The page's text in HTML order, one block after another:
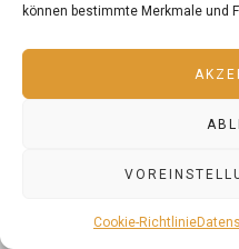
können bestimmte Merkmale und
Cookie-Richtlinie
Grundlage unserer
wir sie löschen, um eine
nachweisen zu können. Die
beschränkt. Ein
Einwilligung bestätigt wird.